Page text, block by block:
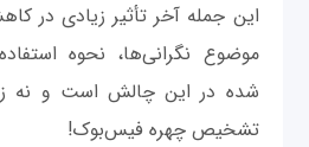
این جمله آخر تأثیر زیادی در
موضوع نگرانی‌ها، نحوه
شده در این چالش است و نه
تشخیص چهره فیس‌بوک!